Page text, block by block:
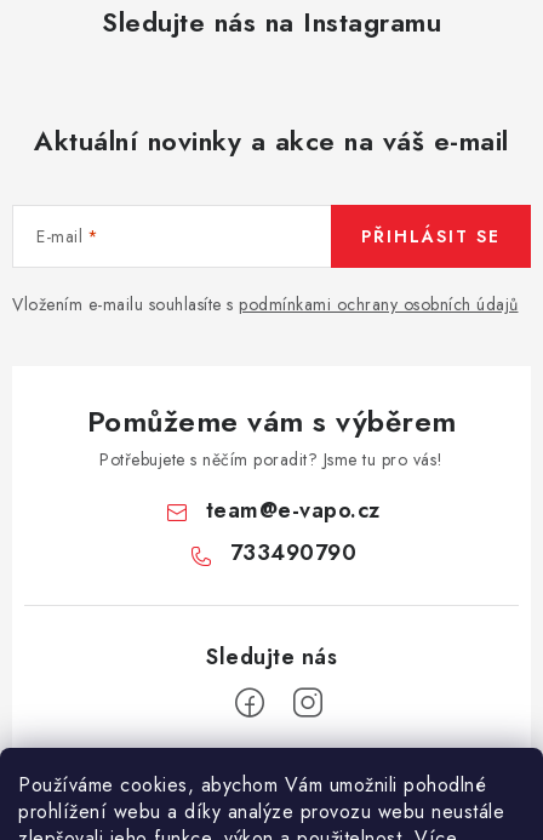
Používáme cookies, abychom Vám umožnili pohodlné
prohlížení webu a díky analýze provozu webu neustále
Sledujte nás na Instagramu
Aktuální novinky a akce na váš e-mail
E-mail
Vložením e-mailu souhlasíte s podmínkami ochrany osobních údajů
PŘIHLÁSIT SE
Pomůžeme vám s výběrem
Potřebujete s něčím poradit? Jsme tu pro vás!
team@e-vapo.cz
733490790
Facebook